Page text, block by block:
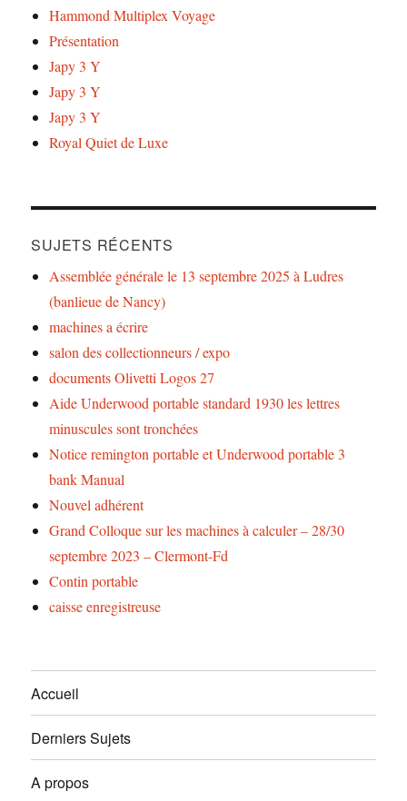
Hammond Multiplex Voyage
Présentation
Japy 3 Y
Japy 3 Y
Japy 3 Y
Royal Quiet de Luxe
SUJETS RÉCENTS
Assemblée générale le 13 septembre 2025 à Ludres
(banlieue de Nancy)
machines a écrire
salon des collectionneurs / expo
documents Olivetti Logos 27
Aide Underwood portable standard 1930 les lettres
minuscules sont tronchées
Notice remington portable et Underwood portable 3
bank Manual
Nouvel adhérent
Grand Colloque sur les machines à calculer – 28/30
septembre 2023 – Clermont-Fd
Contin portable
caisse enregistreuse
Accueil
Derniers Sujets
A propos